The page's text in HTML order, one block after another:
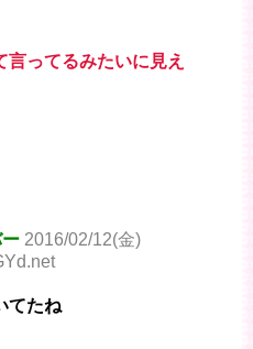
ってるみたいに見え
2016/02/12(金)
てたね